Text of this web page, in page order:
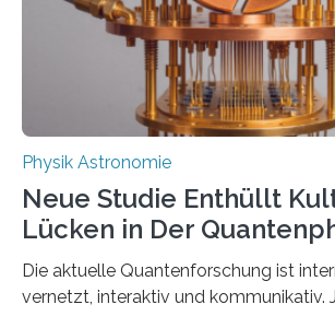
gefunden. Kurz darauf konnte man
Thorium tatsächlich nutzen lässt, um
Physik Astronomie
Neue Studie Enthüllt
Lücken in Der
Die aktuelle Quantenforschung ist
vernetzt, interaktiv und kommunikativ.